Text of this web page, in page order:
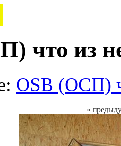
что из
OSB (ОСП)
«